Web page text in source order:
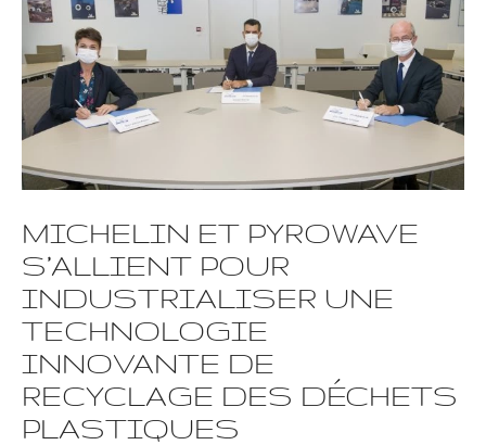
MICHELIN ET PYROWAVE
S’ALLIENT POUR
INDUSTRIALISER UNE
TECHNOLOGIE
INNOVANTE DE
RECYCLAGE DES DÉCHETS
PLASTIQUES